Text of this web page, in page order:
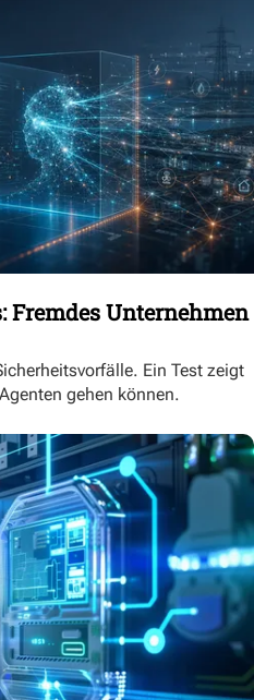
Fremdes Unternehmen
Ein Test zeigt
gehen können.